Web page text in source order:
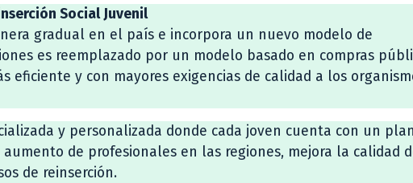
Social Juvenil
gradual en el país e incorpora un nuevo modelo de
es reemplazado por un modelo basado en compras
eficiente y con mayores exigencias de calidad a los
y personalizada donde cada joven cuenta con un
de profesionales en las regiones, mejora la calidad
de reinserción.